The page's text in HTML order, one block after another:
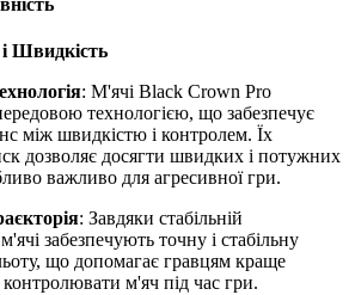
Швидкість
: М'ячі Black Crown Pro
технологією, що забезпечує
між швидкістю і контролем. Їх
дозволяє досягти швидких і потужних
важливо для агресивної гри.
: Завдяки стабільній
забезпечують точну і стабільну
що допомагає гравцям краще
контролювати м'яч під час гри.